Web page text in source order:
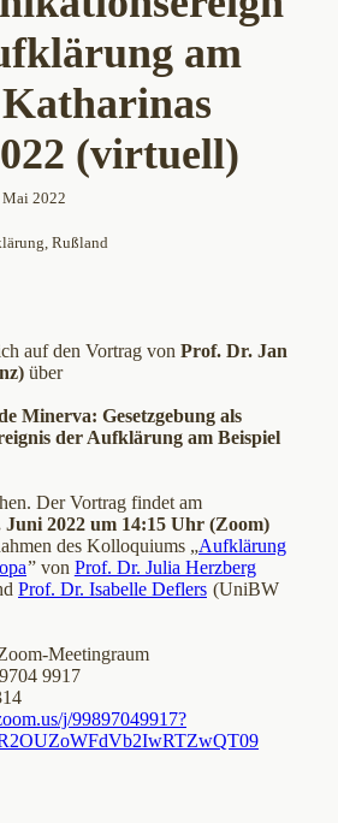
am
(virtuell)
Mai 2022
, Rußland
auf den Vortrag von Prof. Dr. Jan
über
Minerva: Gesetzgebung als
der Aufklärung am Beispiel
Der Vortrag findet am
Juni 2022 um 14:15 Uhr (Zoom)
des Kolloquiums „Aufklärung
” von Prof. Dr. Julia Herzberg
Prof. Dr. Isabelle Deflers (UniBW
Meetingraum
9917
j/99897049917?